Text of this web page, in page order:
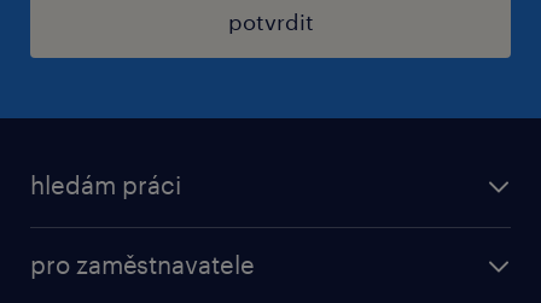
potvrdit
hledám práci
práce v Amazon
pro zaměstnavatele